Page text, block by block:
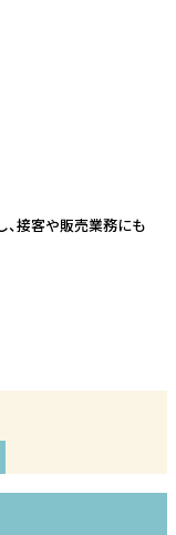
接客や販売業務にも